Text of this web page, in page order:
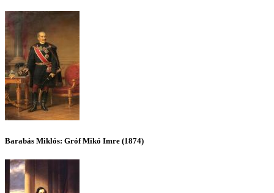
Barabás Miklós: Gróf Mikó Imre (1874)